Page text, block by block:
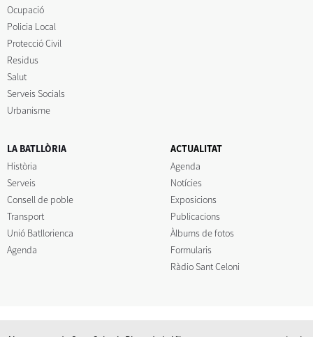
Ocupació
Policia Local
Protecció Civil
Residus
Salut
Serveis Socials
Urbanisme
LA BATLLÒRIA
Història
Serveis
Consell de poble
Transport
Unió Batllorienca
Agenda
ACTUALITAT
Agenda
Notícies
Exposicions
Publicacions
Àlbums de fotos
Formularis
Ràdio Sant Celoni